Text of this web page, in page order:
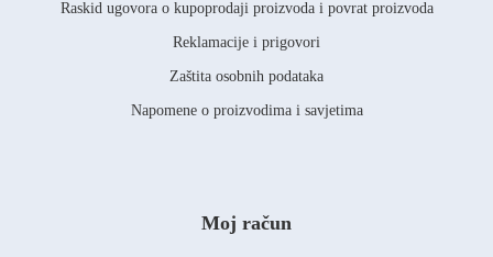
Raskid ugovora o kupoprodaji proizvoda i povrat proizvoda
Reklamacije i prigovori
Zaštita osobnih podataka
Napomene o proizvodima i savjetima
Moj račun